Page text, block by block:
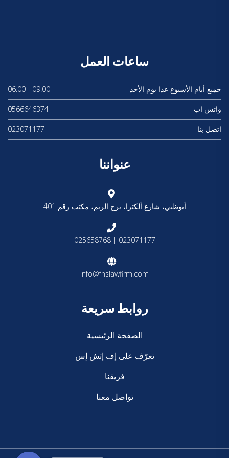
ساعات العمل
جميع أيام الأسبوع عدا يوم الأحد 09:00 - 06:00
واتس اب 0566646374
اتصل بنا 023071177
عنواننا
أبوظبي، شارع ألكترا، برج الريم، مكتب رقم 401
023071177 | 025658768
info@fhslawfirm.com
روابط سريعة
الصفحة الرئيسية
تعرّف على إف إتش إس
فريقنا
تواصل معنا